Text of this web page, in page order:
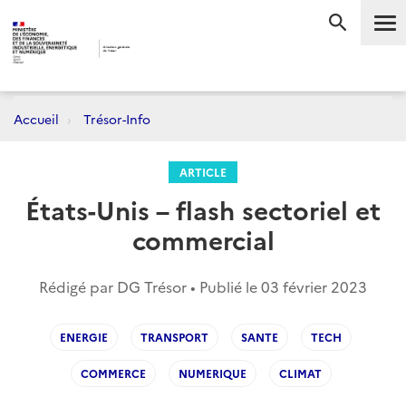
Accueil Trésor-Info
ARTICLE
États-Unis – flash sectoriel et
commercial
Rédigé par DG Trésor • Publié le03 février 2023
ENERGIE TRANSPORT SANTE TECH
COMMERCE NUMERIQUE CLIMAT